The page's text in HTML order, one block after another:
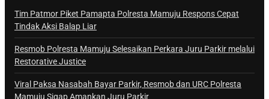
Tim Patmor Piket Pamapta Polresta Mamuju Respons Cepat
Tindak Aksi Balap Liar
Resmob Polresta Mamuju Selesaikan Perkara Juru Parkir melalui
Restorative Justice
Viral Paksa Nasabah Bayar Parkir, Resmob dan URC Polresta
Mamuju Sigap Amankan Juru Parkir